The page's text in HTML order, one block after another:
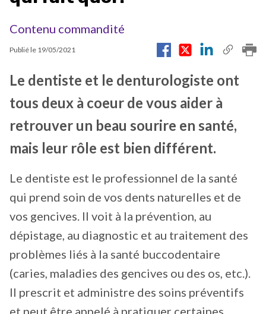
Contenu commandité
Publié le 19/05/2021
Le dentiste et le denturologiste ont
tous deux à coeur de vous aider à
retrouver un beau sourire en santé,
mais leur rôle est bien différent.
Le dentiste est le professionnel de la santé
qui prend soin de vos dents naturelles et de
vos gencives. Il voit à la prévention, au
dépistage, au diagnostic et au traitement des
problèmes liés à la santé buccodentaire
(caries, maladies des gencives ou des os, etc.).
Il prescrit et administre des soins préventifs
et peut être appelé à pratiquer certaines